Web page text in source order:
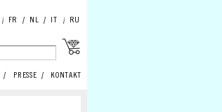
FR NL IT RU
PRESSE KONTAKT